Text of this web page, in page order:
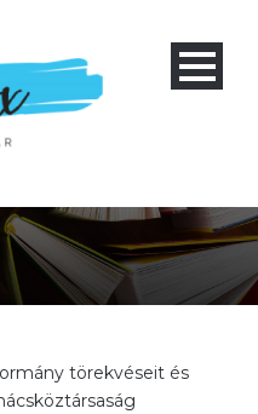
gimnázium 5-8
törekvéseit és